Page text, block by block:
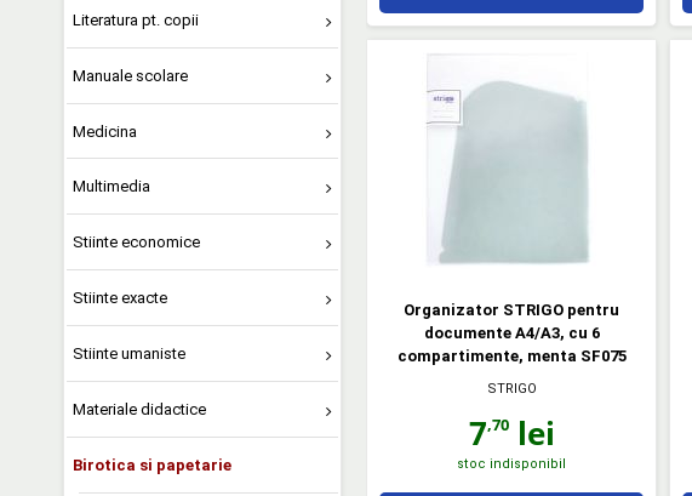
Literatura pt. copii
Manuale scolare
Medicina
Multimedia
Stiinte economice
Stiinte exacte
Stiinte umaniste
Materiale didactice
Birotica si papetarie
Organizator STRIGO pentru
documente A4/A3, cu 6
compartimente, menta SF075
STRIGO
7,70lei
stoc indisponibil